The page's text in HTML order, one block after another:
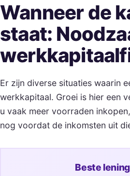
Wanneer de
staat:
Er zijn diverse situaties waarin
werkkapitaal. Groei is hier een
u vaak meer voorraden
nog voordat de inkomsten uit
Beste